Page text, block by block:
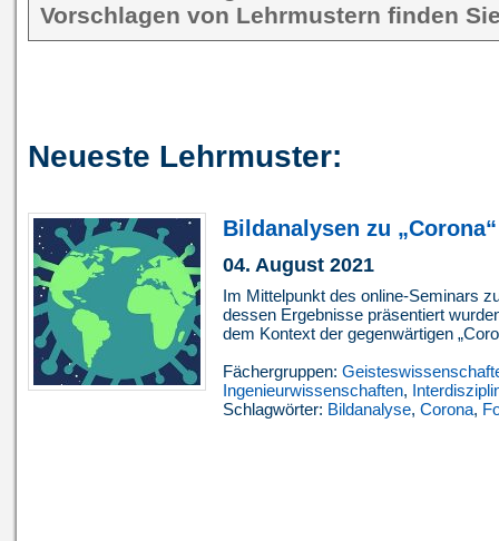
Vorschlagen von Lehrmustern finden
Neueste Lehrmuster:
Bildanalysen zu „Corona“
04. August 2021
Im Mittelpunkt des online-Seminars
dessen Ergebnisse präsentiert
dem Kontext der gegenwärtigen
Fächergruppen:
Ingenieurwissenschaften,
Schlagwörter: Bildanalyse, Corona,